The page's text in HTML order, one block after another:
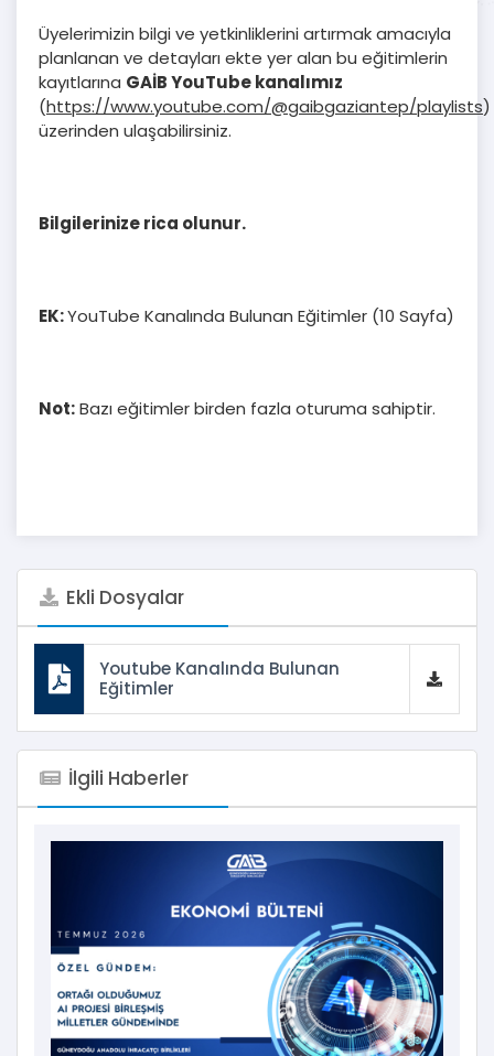
Üyelerimizin bilgi ve yetkinliklerini artırmak amacıyla
planlanan ve detayları ekte yer alan bu eğitimlerin
kayıtlarına GAİB YouTube kanalımız
(https://www.youtube.com/@gaibgaziantep/playlists)
üzerinden ulaşabilirsiniz.
Bilgilerinize rica olunur.
EK:YouTube Kanalında Bulunan Eğitimler (10 Sayfa)
Not:Bazı eğitimler birden fazla oturuma sahiptir.
Ekli Dosyalar
Youtube Kanalında Bulunan
Eğitimler
İlgili Haberler